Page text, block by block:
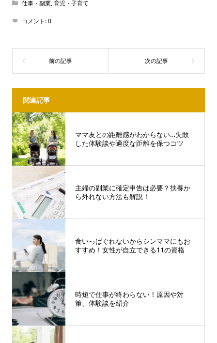
仕事・副業,育児・子育て
コメント:0
関連記事
ママ友との距離感がわからない…失敗
した体験談や適度な距離を保つコツ
主婦の副業に確定申告は必要？扶養か
ら外れない方法も解説！
食いっぱぐれないからシンママにもお
すすめ！女性が自立できる11の資格
時短で仕事が終わらない！原因や対
策、体験談を紹介